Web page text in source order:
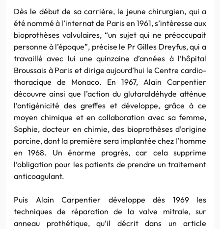
Dès le début de sa carrière, le jeune chirurgien, qui a
été nommé à l’internat de Paris en 1961, s’intéresse aux
bioprothèses valvulaires, “un sujet qui ne préoccupait
personne à l’époque”, précise le Pr Gilles Dreyfus, qui a
travaillé avec lui une quinzaine d’années à l’hôpital
Broussais à Paris et dirige aujourd’hui le Centre cardio-
thoracique de Monaco. En 1967, Alain Carpentier
découvre ainsi que l’action du glutaraldéhyde atténue
l’antigénicité des greffes et développe, grâce à ce
moyen chimique et en collaboration avec sa femme,
Sophie, docteur en chimie, des bioprothèses d’origine
porcine, dont la première sera implantée chez l’homme
en 1968. Un énorme progrès, car cela supprime
l’obligation pour les patients de prendre un traitement
anticoagulant.
Puis Alain Carpentier développe dès 1969 les
techniques de réparation de la valve mitrale, sur
anneau prothétique, qu’il décrit dans un article